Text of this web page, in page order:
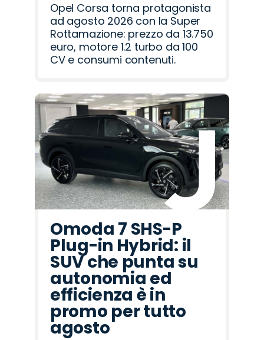
Opel Corsa torna protagonista
ad agosto 2026 con la Super
Rottamazione: prezzo da 13.750
euro, motore 1.2 turbo da 100
CV e consumi contenuti.
Omoda 7 SHS-P
Plug-in Hybrid: il
SUV che punta su
autonomia ed
efficienza è in
promo per tutto
agosto